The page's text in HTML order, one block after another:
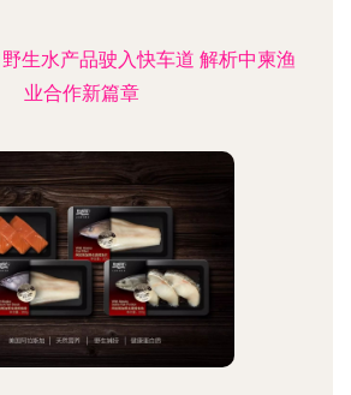
生水产品驶入快车道 解析中柬渔
业合作新篇章